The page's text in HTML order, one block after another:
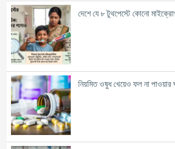
দেশে যে ৮ টুথপেস্টে কোনো
নিয়মিত ওষুধ খেয়েও ফল না পাওয়ার